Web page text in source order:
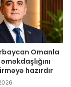
Omanla
hazırdır